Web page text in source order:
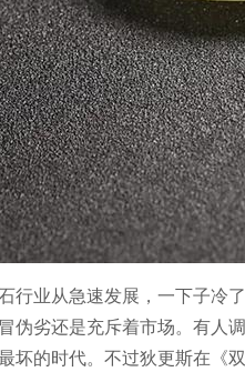
行业从急速发展，一下子冷
伪劣还是充斥着市场。有人
坏的时代。不过狄更斯在《